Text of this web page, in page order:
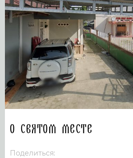
О святом месте
Поделиться: